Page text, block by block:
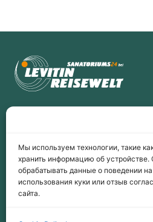
Мы используем технологии, такие
хранить информацию об устройстве.
обрабатывать данные о поведении
использования куки или отзыв
сайта.
Укажите свою электронную
информацию о скидках и